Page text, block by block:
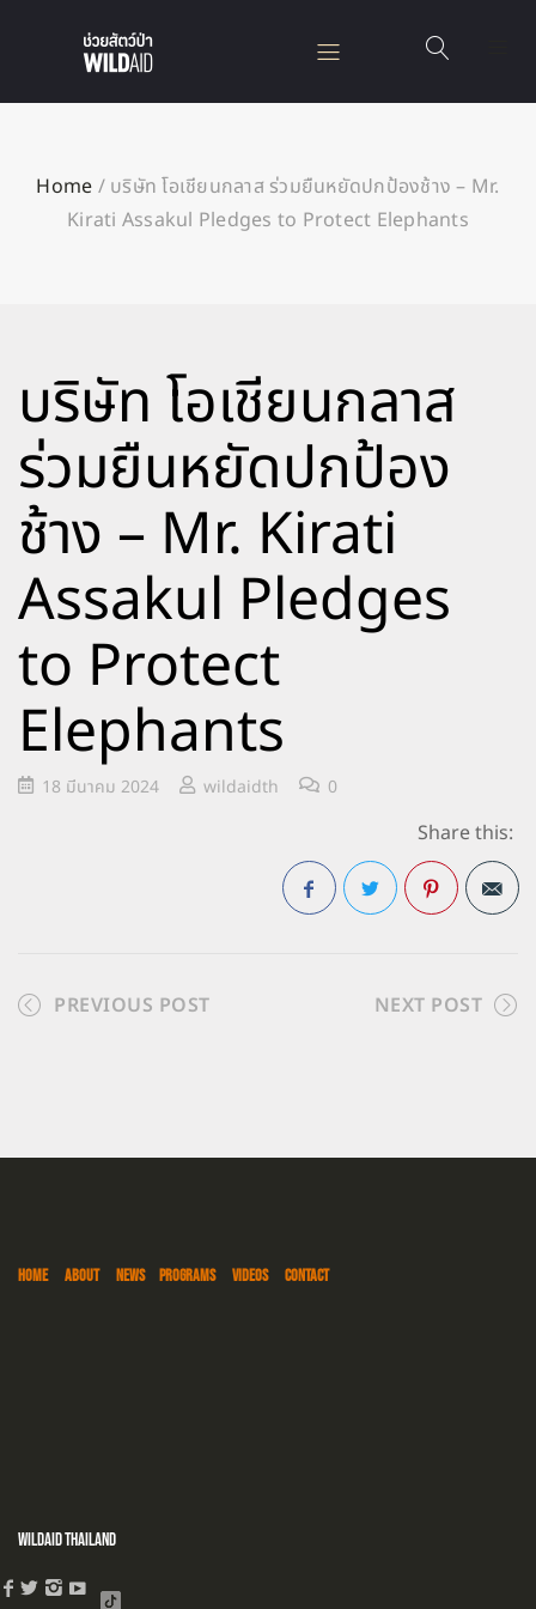
Home / บริษัท โอเชียนกลาส ร่วมยืนหยัดปกป้องช้าง – Mr.
Kirati Assakul Pledges to Protect Elephants
บริษัท โอเชียนกลาส
ร่วมยืนหยัดปกป้อง
ช้าง – Mr. Kirati
Assakul Pledges
to Protect
Elephants
18 มีนาคม 2024 wildaidth 0
Share this:
PREVIOUS POST NEXT POST
HOME ABOUT NEWS PROGRAMS VIDEOS CONTACT
WildAid Thailand